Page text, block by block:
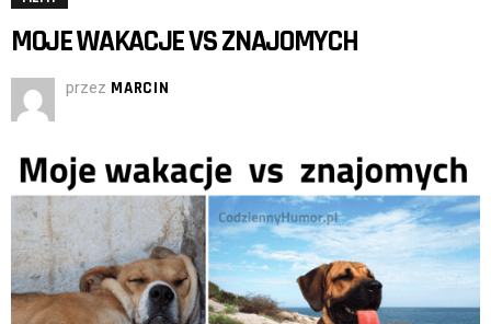
MOJE WAKACJE VS ZNAJOMYCH
przez MARCIN